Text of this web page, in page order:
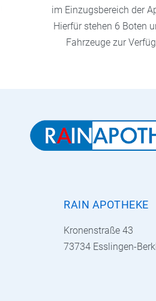
im Einzugsbereich der
Hierfür stehen 6 Boten
Fahrzeuge zur
RAIN APOTHEKE
Kronenstraße 43
73734 Esslingen-